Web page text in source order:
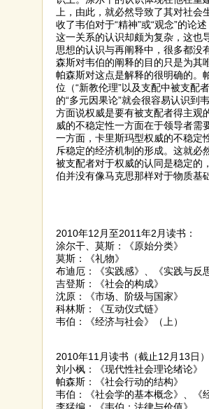
上，由此，就必然导致了其对社
收了韦伯对于“精神”或“观念”的论
这一关系的认识却颇为复杂，这也
思想的认识与再阐释中，很多都没
森斯对韦伯的阐释的目的只是为其
帕森斯对这点是解释的很明确的。
位（“新教伦理”以及支配中被支配
的“多元因果论”就会很容易认识到
方面说权威是要有被支配者得主观
威的不稳定性一方面在于领导者需
一方面，卡里斯玛型权威的不稳定
斥稳定的经济机制的形成。这就必
被支配者对于权威的认同是稳定的
伯并没有像马克思那样对于物质基
2010年12月至2011年2月读书：
涂尔干、莫斯：《原始分类》
莫斯：《礼物》
布迪厄：《实践感》、《实践与反
吉登斯：《社会的构成》
沈原：《市场、阶级与国家》
科林斯：《互动仪式链》
韦伯：《经济与社会》（上）
2010年11月读书（截止12月13日）
刘小枫：《现代性社会理论绪论》
帕森斯：《社会行动的结构》
韦伯：《社会学的基本概念》、《